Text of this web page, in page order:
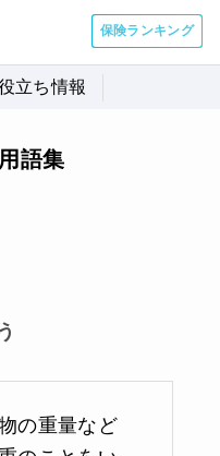
保険ランキング
立ち情報
語集
の重量など